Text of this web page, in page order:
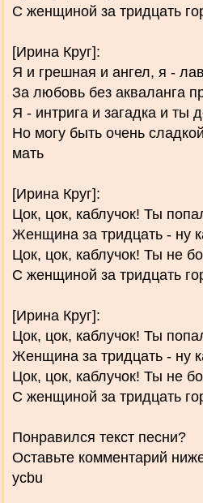
С женщиной за тридцать
[Ирина Круг]:
Я и грешная и ангел, я -
За любовь без акваланга
Я - интрига и загадка и ты
Но могу быть очень
мать
[Ирина Круг]:
Цок, цок, каблучок! Ты
Женщина за тридцать - ну
Цок, цок, каблучок! Ты не
С женщиной за тридцать
[Ирина Круг]:
Цок, цок, каблучок! Ты
Женщина за тридцать - ну
Цок, цок, каблучок! Ты не
С женщиной за тридцать
Понравился текст песни?
Оставьте комментарий
ycbu